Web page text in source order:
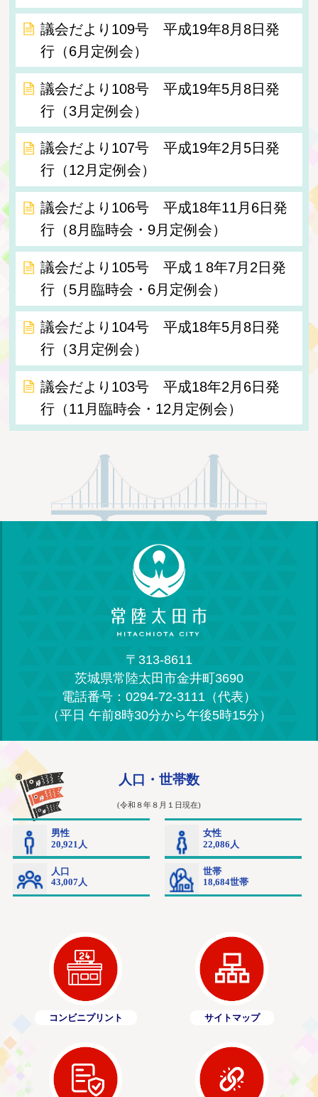
議会だより109号 平成19年8月8日発
行（6月定例会）
議会だより108号 平成19年5月8日発
行（3月定例会）
議会だより107号 平成19年2月5日発
行（12月定例会）
議会だより106号 平成18年11月6日発
行（8月臨時会・9月定例会）
議会だより105号 平成１8年7月2日発
行（5月臨時会・6月定例会）
議会だより104号 平成18年5月8日発
行（3月定例会）
議会だより103号 平成18年2月6日発
行（11月臨時会・12月定例会）
〒313-8611
茨城県常陸太田市金井町3690
電話番号：0294-72-3111（代表）
（平日 午前8時30分から午後5時15分）
コンビニプリント サイトマップ